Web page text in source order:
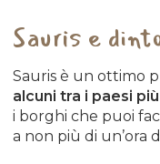
dovrà essere
cantiere prevista
dal relativo
essere preceduto
temporaneo
di 150 e 300 metri
Sauris e
Sauris è un ottimo
alcuni tra i paesi
i borghi che puoi
a non più di un’ora